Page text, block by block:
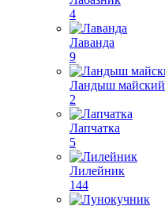
4
Лаванда
9
Ландыш майский
2
Лапчатка
5
Лилейник
144